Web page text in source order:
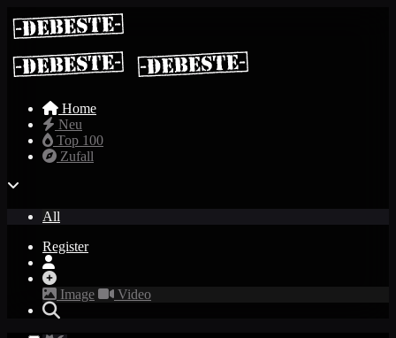
Home
Neu
Top 100
Zufall
All
Register
Image Video